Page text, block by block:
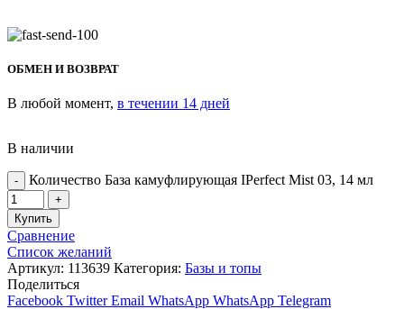
ОБМЕН И ВОЗВРАТ
В любой момент, в течении 14 дней
В наличии
Количество База камуфлирующая IPerfect Mist 03, 14 мл
Купить
Сравнение
Список желаний
Артикул: 113639 Категория: Базы и топы
Поделиться
Facebook Twitter Email WhatsApp WhatsApp Telegram